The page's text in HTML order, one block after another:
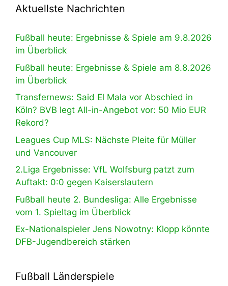
Aktuellste Nachrichten
Fußball heute: Ergebnisse & Spiele am 9.8.2026
im Überblick
Fußball heute: Ergebnisse & Spiele am 8.8.2026
im Überblick
Transfernews: Said El Mala vor Abschied in
Köln? BVB legt All-in-Angebot vor: 50 Mio EUR
Rekord?
Leagues Cup MLS: Nächste Pleite für Müller
und Vancouver
2.Liga Ergebnisse: VfL Wolfsburg patzt zum
Auftakt: 0:0 gegen Kaiserslautern
Fußball heute 2. Bundesliga: Alle Ergebnisse
vom 1. Spieltag im Überblick
Ex-Nationalspieler Jens Nowotny: Klopp könnte
DFB-Jugendbereich stärken
Fußball Länderspiele